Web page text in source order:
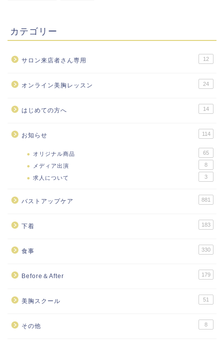
カテゴリー
サロン来店者さん専用 12
オンライン美胸レッスン 24
はじめての方へ 14
お知らせ 114
オリジナル商品 65
メディア出演 8
求人について 3
バストアップケア 881
下着 183
食事 330
Before＆After 179
美胸スクール 51
その他 8